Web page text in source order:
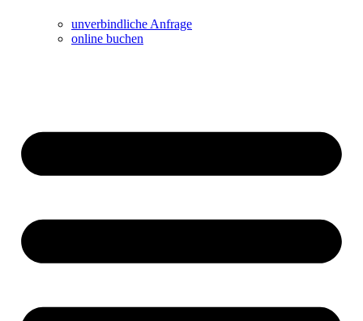
unverbindliche Anfrage
online buchen